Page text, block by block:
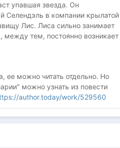
упавшая звезда. Он
Селендэль в компании крылатой
Лис. Лиса сильно занимает
тем, постоянно возникает
ее можно читать отдельно. Но
можно узнать из повести
author.today/work/529560